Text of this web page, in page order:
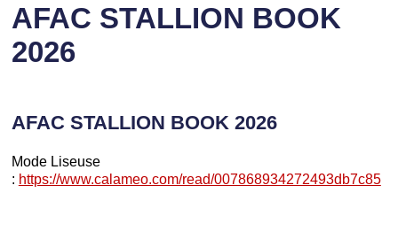
AFAC STALLION BOOK
2026
AFAC STALLION BOOK 2026
Mode Liseuse
: https://www.calameo.com/read/007868934272493db7c85